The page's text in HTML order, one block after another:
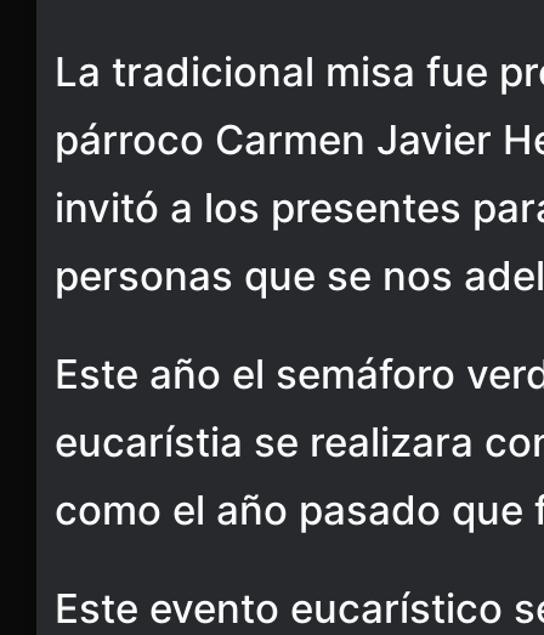
La tradicional misa fue
párroco Carmen Javier
invitó a los presentes
personas que se nos
Este año el semáforo
eucarístia se realizara
como el año pasado que
Este evento eucarístico